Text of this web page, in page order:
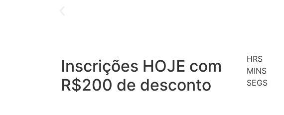
Inscrições HOJE com
R$200 de desconto
HRS
MINS
SEGS